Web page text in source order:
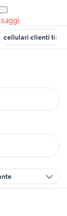
cellulari clienti tim